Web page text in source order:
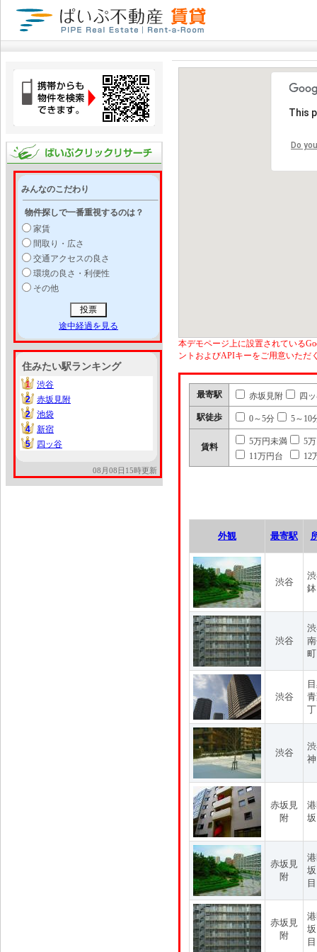
みんなのこだわり
物件探しで一番重視するのは？
家賃
間取り・広さ
交通アクセスの良さ
環境の良さ・利便性
その他
途中経過を見る
住みたい駅ランキング
1
1
渋谷
2
2
赤坂見附
2
2
池袋
4
4
新宿
5
5 四ッ谷
08月08日15時更新
This
Do
本デモページ上に設置されている
ントおよびAPIキーをご用意いただ
最寄駅 赤坂見附 四
駅徒歩 0～5分 5～10
賃料
5万円未満
5
11万円台
12
外観 最寄駅
渋谷
渋谷
渋谷
渋谷
赤坂見
附
赤坂見
附
目
赤坂見
附
目